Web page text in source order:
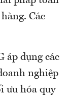
Các
áp dụng các
nghiệp
ưu hóa quy